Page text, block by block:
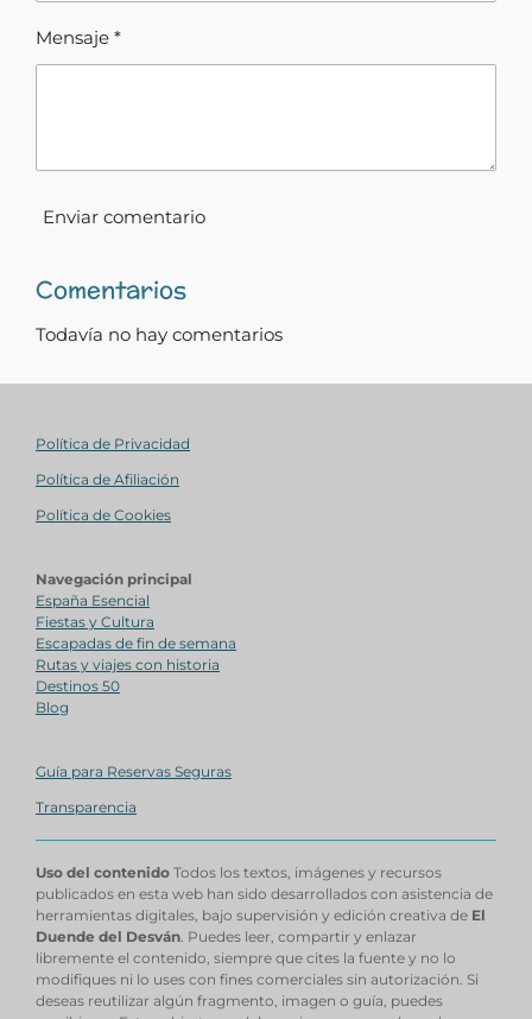
Mensaje *
Enviar comentario
Comentarios
Todavía no hay comentarios
Política de Privacidad
Política de Afiliación
Política de Cookies
Navegación principal
España Esencial
Fiestas y Cultura
Escapadas de fin de semana
Rutas y viajes con historia
Destinos 50
Blog
Guía para Reservas Seguras
Transparencia
Uso del contenido Todos los textos, imágenes y recursos
publicados en esta web han sido desarrollados con asistencia de
herramientas digitales, bajo supervisión y edición creativa de El
Duende del Desván. Puedes leer, compartir y enlazar
libremente el contenido, siempre que cites la fuente y no lo
modifiques ni lo uses con fines comerciales sin autorización. Si
deseas reutilizar algún fragmento, imagen o guía, puedes